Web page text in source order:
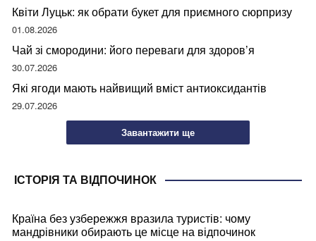
Квіти Луцьк: як обрати букет для приємного сюрпризу
01.08.2026
Чай зі смородини: його переваги для здоров’я
30.07.2026
Які ягоди мають найвищий вміст антиоксидантів
29.07.2026
Завантажити ще
ІСТОРІЯ ТА ВІДПОЧИНОК
Країна без узбережжя вразила туристів: чому
мандрівники обирають це місце на відпочинок